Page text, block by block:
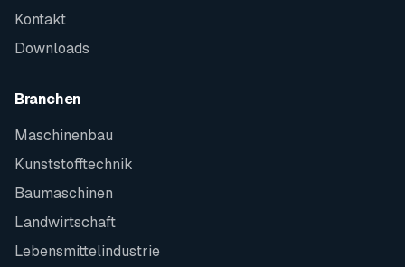
Kontakt
Downloads
Branchen
Maschinenbau
Kunststofftechnik
Baumaschinen
Landwirtschaft
Lebensmittelindustrie